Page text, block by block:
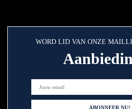
WORD LID VAN ONZE